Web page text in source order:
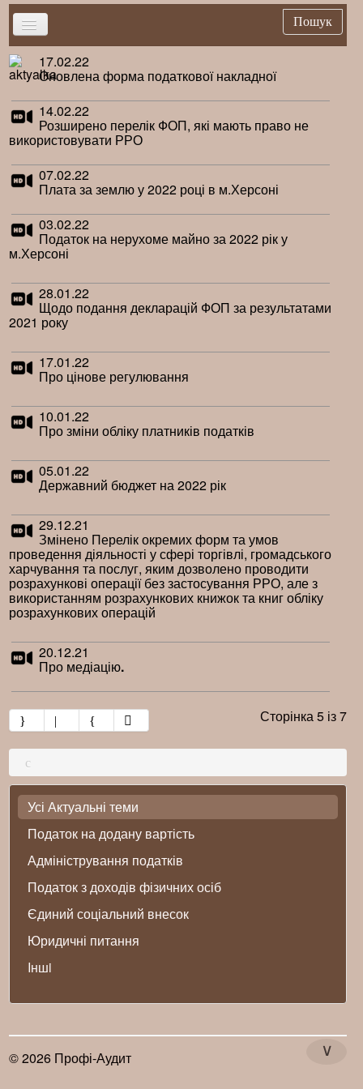
Головна
Важливе
Брифінг
Публікації
Нормативна база
Довідники
Контакти
Пошук
∨
17.02.22
Оновлена форма податкової накладної
14.02.22
Розширено перелік ФОП, які мають право не
використовувати РРО
07.02.22
Плата за землю у 2022 році в м.Херсоні
03.02.22
Податок на нерухоме майно за 2022 рік у
м.Херсоні
28.01.22
Щодо подання декларацій ФОП за результатами
2021 року
17.01.22
Про цінове регулювання
10.01.22
Про зміни обліку платників податків
05.01.22
Державний бюджет на 2022 рік
29.12.21
Змінено Перелік окремих форм та умов
проведення діяльності у сфері торгівлі, громадського
харчування та послуг, яким дозволено проводити
розрахункові операції без застосування РРО, але з
використанням розрахункових книжок та книг обліку
розрахункових операцій
20.12.21
Про медіацію.
Сторінка 5 із 7
Усі Актуальні теми
Податок на додану вартість
Адміністрування податків
Податок з доходів фізичних осіб
Єдиний соціальний внесок
Юридичні питання
Iншi
© 2026 Профі-Аудит